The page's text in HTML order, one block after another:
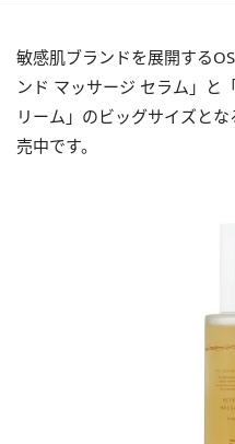
敏感肌ブランドを展開する
ンド マッサージ セラム」と
リーム」のビッグサイズと
売中です。